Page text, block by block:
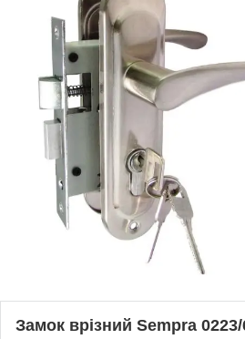
Замок врізний Sempra